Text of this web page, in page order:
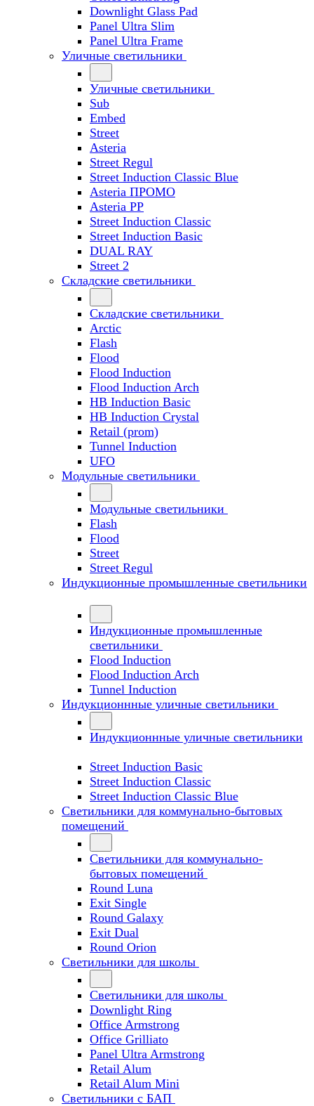
Downlight Glass Pad
Panel Ultra Slim
Panel Ultra Frame
Уличные светильники
Уличные светильники
Sub
Embed
Street
Asteria
Street Regul
Street Induction Classic Blue
Asteria ПРОМО
Asteria PP
Street Induction Classic
Street Induction Basic
DUAL RAY
Street 2
Складские светильники
Складские светильники
Arctic
Flash
Flood
Flood Induction
Flood Induction Arch
HB Induction Basic
HB Induction Crystal
Retail (prom)
Tunnel Induction
UFO
Модульные светильники
Модульные светильники
Flash
Flood
Street
Street Regul
Индукционные промышленные светильники
Индукционные промышленные
светильники
Flood Induction
Flood Induction Arch
Tunnel Induction
Индукционнные уличные светильники
Индукционнные уличные светильники
Street Induction Basic
Street Induction Classic
Street Induction Classic Blue
Светильники для коммунально-бытовых
помещений
Светильники для коммунально-
бытовых помещений
Round Luna
Exit Single
Round Galaxy
Exit Dual
Round Orion
Светильники для школы
Светильники для школы
Downlight Ring
Office Armstrong
Office Grilliato
Panel Ultra Armstrong
Retail Alum
Retail Alum Mini
Светильники с БАП